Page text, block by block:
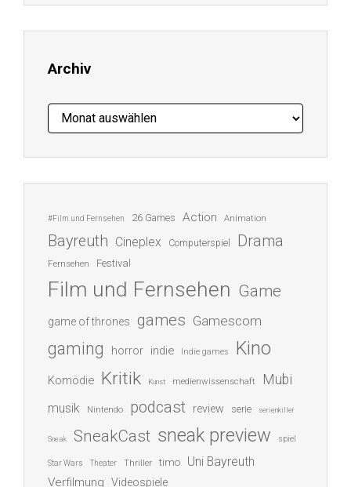
ein ...
Archiv
Archiv
#Film und Fernsehen 26 Games Action Animation
Bayreuth Cineplex Computerspiel Drama
Fernsehen Festival
Film und Fernsehen Game
game of thrones games Gamescom
gaming horror indie Indie games Kino
Komödie Kritik Kunst medienwissenschaft Mubi
musik Nintendo podcast review serie serienkiller
Sneak SneakCast sneak preview spiel
Star Wars Theater Thriller timo Uni Bayreuth
Verfilmung Videospiele